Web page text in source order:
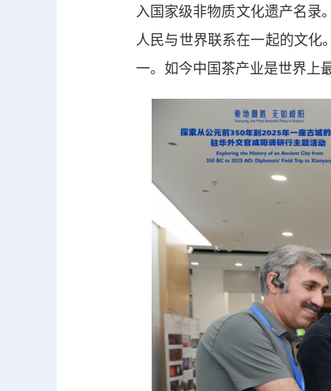
入国家级非物质文化遗产名录
人民与世界联系在一起的文化
一。如今中国茶产业是世界上